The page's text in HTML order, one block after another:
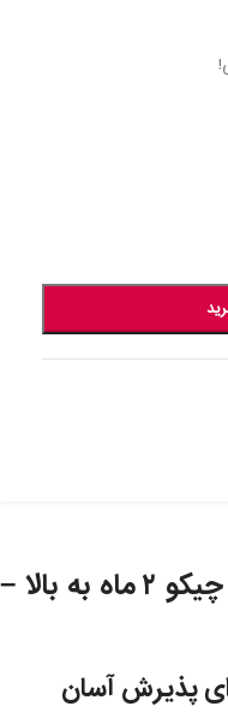
🍼 سرشیشه نچرال فیلینگ چیکو ۲ ماه به بالا –
پذیرش آسان